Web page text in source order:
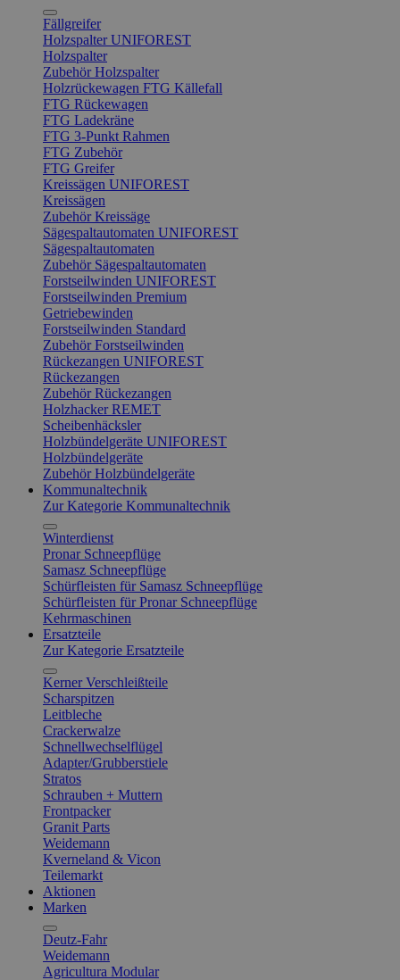
Fällgreifer
Holzspalter UNIFOREST
Holzspalter
Zubehör Holzspalter
Holzrückewagen FTG Källefall
FTG Rückewagen
FTG Ladekräne
FTG 3-Punkt Rahmen
FTG Zubehör
FTG Greifer
Kreissägen UNIFOREST
Kreissägen
Zubehör Kreissäge
Sägespaltautomaten UNIFOREST
Sägespaltautomaten
Zubehör Sägespaltautomaten
Forstseilwinden UNIFOREST
Forstseilwinden Premium
Getriebewinden
Forstseilwinden Standard
Zubehör Forstseilwinden
Rückezangen UNIFOREST
Rückezangen
Zubehör Rückezangen
Holzhacker REMET
Scheibenhäcksler
Holzbündelgeräte UNIFOREST
Holzbündelgeräte
Zubehör Holzbündelgeräte
Kommunaltechnik
Zur Kategorie Kommunaltechnik
Winterdienst
Pronar Schneepflüge
Samasz Schneepflüge
Schürfleisten für Samasz Schneepflüge
Schürfleisten für Pronar Schneepflüge
Kehrmaschinen
Ersatzteile
Zur Kategorie Ersatzteile
Kerner Verschleißteile
Scharspitzen
Leitbleche
Crackerwalze
Schnellwechselflügel
Adapter/Grubberstiele
Stratos
Schrauben + Muttern
Frontpacker
Granit Parts
Weidemann
Kverneland & Vicon
Teilemarkt
Aktionen
Marken
Deutz-Fahr
Weidemann
Agricultura Modular